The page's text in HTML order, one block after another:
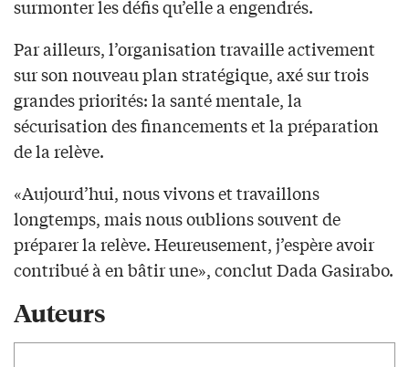
surmonter les défis qu’elle a engendrés.
Par ailleurs, l’organisation travaille activement
sur son nouveau plan stratégique, axé sur trois
grandes priorités: la santé mentale, la
sécurisation des financements et la préparation
de la relève.
«Aujourd’hui, nous vivons et travaillons
longtemps, mais nous oublions souvent de
préparer la relève. Heureusement, j’espère avoir
contribué à en bâtir une», conclut Dada Gasirabo.
Auteurs